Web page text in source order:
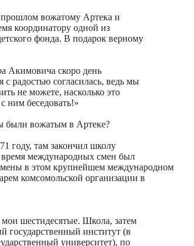
вожатому Артека и
координатору одной из
фонда. В подарок верному
Акимовича скоро день
радостью согласилась, ведь мы
не можете, насколько это
ним беседовать!»
были вожатым в Артеке?
году, там закончил школу
время международных смен был
в этом крупнейшем международном
комсомольской организации в
шестидесятые. Школа, затем
государственный институт (в
университет), по